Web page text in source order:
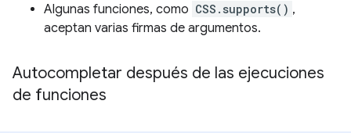
Algunas funciones, como CSS.supports() ,
aceptan varias firmas de argumentos.
Autocompletar después de las ejecuciones
de funciones